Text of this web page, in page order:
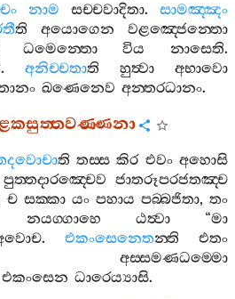
නාම සච‍්චවාදිතා.සාමඤ‍්ඤං
ති අයොගෙන
වළඤ‍්ජෙන‍්තො
ධමෙන‍්තො විය නාසෙති.
. අනිච‍්චතාති හුත්‍වා
අභාවො
ඛණෙනෙව අන‍්තරධානං.
ති තස‍්ස කිර එවං අහොසි
පුත‍්තදාරඤ‍්චෙව ජාතරූපරජතඤ‍්ච
ච සක‍්කා යං පහාය පබ‍්බජිතා, තං
නයග‍්ගාහෙ ඨත්‍වා“මා
. එකංසෙනෙතන‍්ති
එතං
අස‍්සමණධම‍්මො
එකංසෙන ධාරෙය්‍යාසි.